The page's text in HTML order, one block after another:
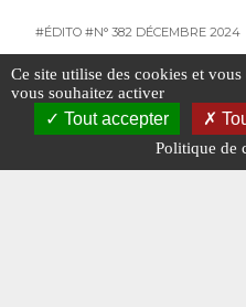
#ÉDITO #N° 382 DÉCEMBRE 2024
Ce site utilise des cookies et
vous souhaitez activer
Tout accepter
Politique de